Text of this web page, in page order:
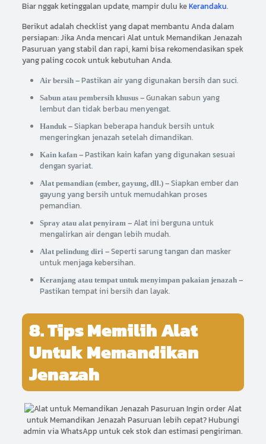
Biar nggak ketinggalan update, mampir dulu keKerandaku.
Berikut adalah checklist yang dapat membantu Anda dalam
persiapan: Jika Anda mencari Alat untuk Memandikan Jenazah
Pasuruan yang stabil dan rapi, kami bisa rekomendasikan spek
yang paling cocok untuk kebutuhan Anda.
Air bersih– Pastikan air yang digunakan bersih dan suci.
Sabun atau pembersih khusus– Gunakan sabun yang
lembut dan tidak berbau menyengat.
Handuk– Siapkan beberapa handuk bersih untuk
mengeringkan jenazah setelah dimandikan.
Kain kafan– Pastikan kain kafan yang digunakan sesuai
dengan syariat.
Alat pemandian (ember, gayung, dll.)– Siapkan ember dan
gayung yang bersih untuk memudahkan proses
pemandian.
Spray atau alat penyiram– Alat ini berguna untuk
mengalirkan air dengan lebih mudah.
Alat pelindung diri– Seperti sarung tangan dan masker
untuk menjaga kebersihan.
Keranjang atau tempat untuk menyimpan pakaian jenazah–
Pastikan tempat ini bersih dan layak.
8. Tips Memilih Alat
Untuk Memandikan
Jenazah
Ingin order Alat
untuk Memandikan Jenazah Pasuruan lebih cepat? Hubungi
admin via WhatsApp untuk cek stok dan estimasi pengiriman.